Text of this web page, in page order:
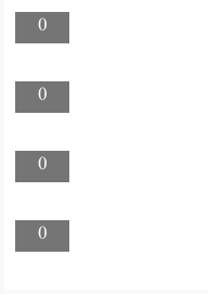
0
0
0
0